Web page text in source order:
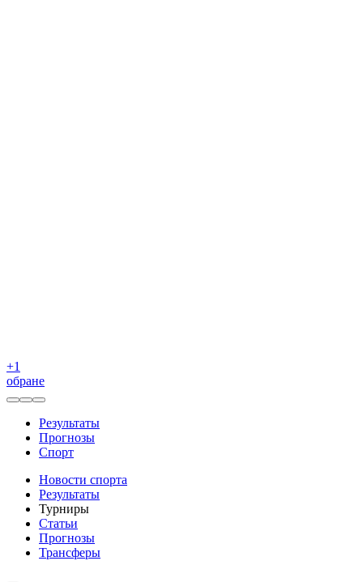
+1
обране
Результаты
Прогнозы
Спорт
Новости спорта
Результаты
Турниры
Статьи
Прогнозы
Трансферы